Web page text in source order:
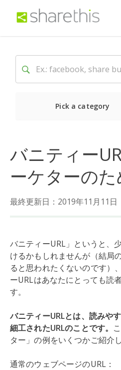
Pick a category
バニティー
ーケターの
最終更新日：2019年11月11日
バニティーURL」というと、
けるかもしれませんが（結局
ると思われたくないのです）
ーURLはあなたにとっても読
す。
バニティーURLとは、読みや
細工されたURLのことです。
ター」の例をいくつかご紹介し
通常のウェブページのURL：